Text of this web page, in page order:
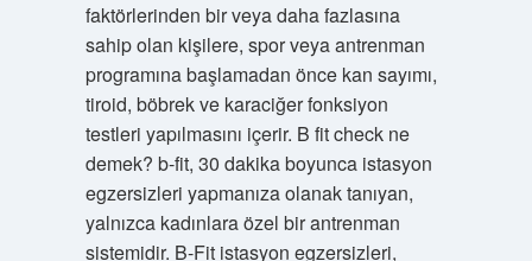
faktörlerinden bir veya daha fazlasına
sahip olan kişilere, spor veya antrenman
programına başlamadan önce kan sayımı,
tiroid, böbrek ve karaciğer fonksiyon
testleri yapılmasını içerir. B fit check ne
demek? b-fit, 30 dakika boyunca istasyon
egzersizleri yapmanıza olanak tanıyan,
yalnızca kadınlara özel bir antrenman
sistemidir. B-Fit istasyon egzersizleri,